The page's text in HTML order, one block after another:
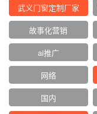
名
武义门窗定制厂家
故事化营销
ai推广
网络‌
国内